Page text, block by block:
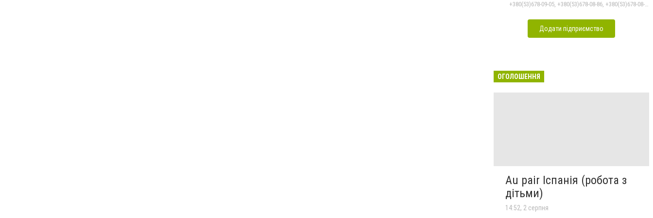
+380(53)678-09-05, +380(53)678-08-86, +380(53)678-08-41, +380(53)678-08-83, +380(53)678-08-74
Додати підприємство
ОГОЛОШЕННЯ
Au pair Іспанія (робота з
дітьми)
14:52, 2 серпня